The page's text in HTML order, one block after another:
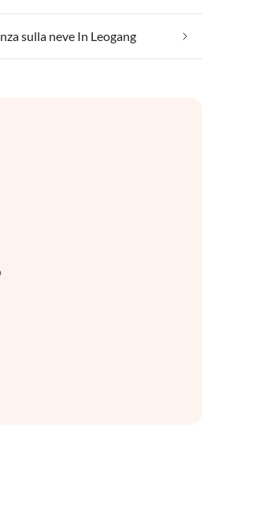
sulla neve In Leogang